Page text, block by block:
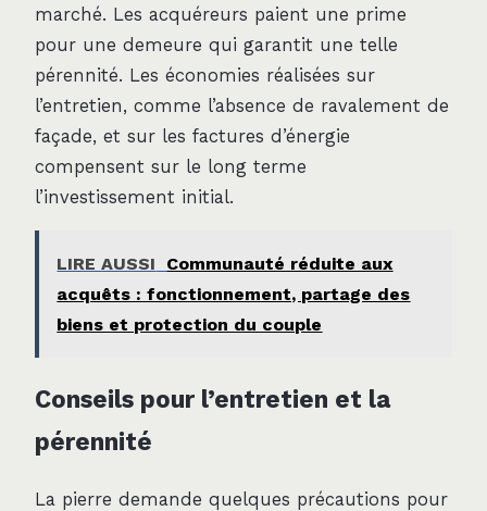
marché. Les acquéreurs paient une prime
pour une demeure qui garantit une telle
pérennité. Les économies réalisées sur
l’entretien, comme l’absence de ravalement de
façade, et sur les factures d’énergie
compensent sur le long terme
l’investissement initial.
LIRE AUSSI
Communauté réduite aux
acquêts : fonctionnement, partage des
biens et protection du couple
Conseils pour l’entretien et la
pérennité
La pierre demande quelques précautions pour